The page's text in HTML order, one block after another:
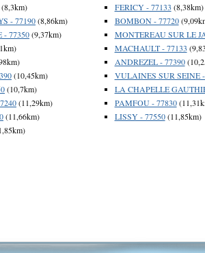
(8,3km)
- 77190(8,86km)
- 77350(9,37km)
(10,45km)
(10,7km)
(11,29km)
(11,66km)
FERICY - 77133 (8,38km)
BOMBON - 77720
MONTEREAU SUR LE
MACHAULT - 77133
ANDREZEL - 77390
VULAINES SUR SEINE
LA CHAPELLE
PAMFOU - 77830
LISSY - 77550(11,85km)